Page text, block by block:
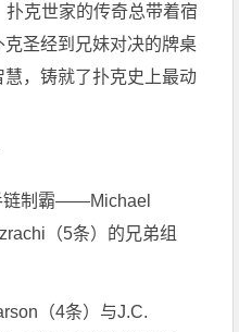
克世家的传奇总带着宿
圣经到兄妹对决的牌桌
，铸就了扑克史上最动
链制霸——Michael
（5条）的兄弟组
（4条）与J.C.